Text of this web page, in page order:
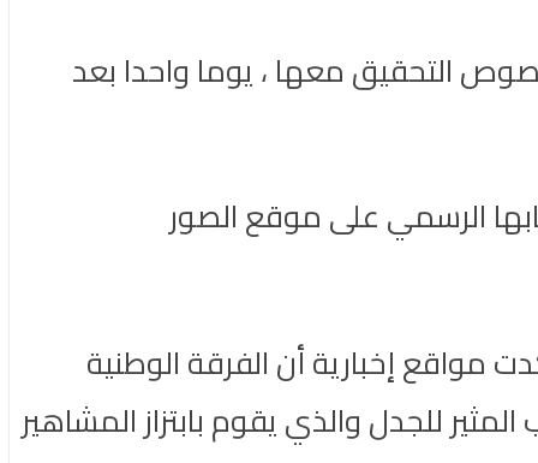
التحقيق معها ، يوما واحدا بعد
الرسمي على موقع الصور
إخبارية أن الفرقة الوطنية
للجدل والذي يقوم بابتزاز المشاهير